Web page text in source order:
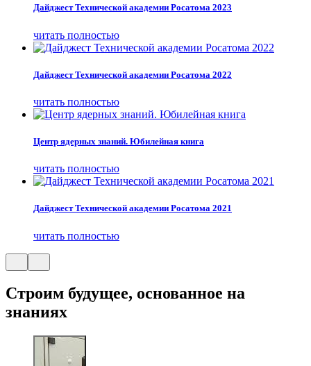
Дайджест Технической академии Росатома 2023
читать полностью
Дайджест Технической академии Росатома 2022
читать полностью
Центр ядерных знаний. Юбилейная книга
читать полностью
Дайджест Технической академии Росатома 2021
читать полностью
Строим будущее, основанное на
знаниях